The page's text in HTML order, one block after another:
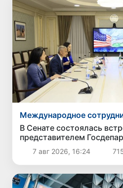
Международное
В Сенате состоялась
представителем
7 авг 2026, 16:24